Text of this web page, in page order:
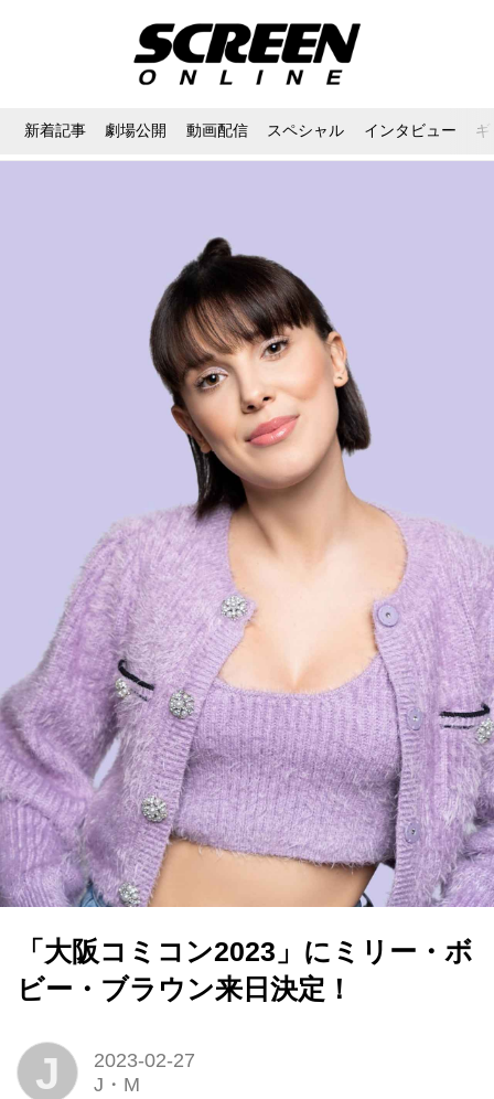
新着記事 劇場公開 動画配信 スペシャル インタビュー
「大阪コミコン2023」にミリー・ボ
ビー・ブラウン来日決定！
J
2023-02-27
J・M